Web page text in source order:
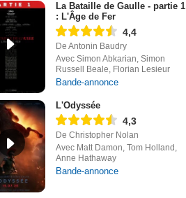
La Bataille de Gaulle - partie 1
: L'Âge de Fer
4,4
De Antonin Baudry
Avec Simon Abkarian, Simon
Russell Beale, Florian Lesieur
Bande-annonce
L'Odyssée
4,3
De Christopher Nolan
Avec Matt Damon, Tom Holland,
Anne Hathaway
Bande-annonce